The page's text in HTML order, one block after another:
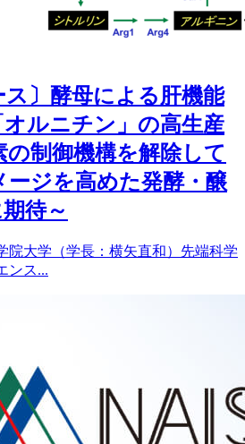
ス〕酵母による肝機能
ルニチン」の高生産
の制御機構を解除して
ージを高めた発酵・醸
待～
大学（学長：横矢直和）先端科学
ンス...